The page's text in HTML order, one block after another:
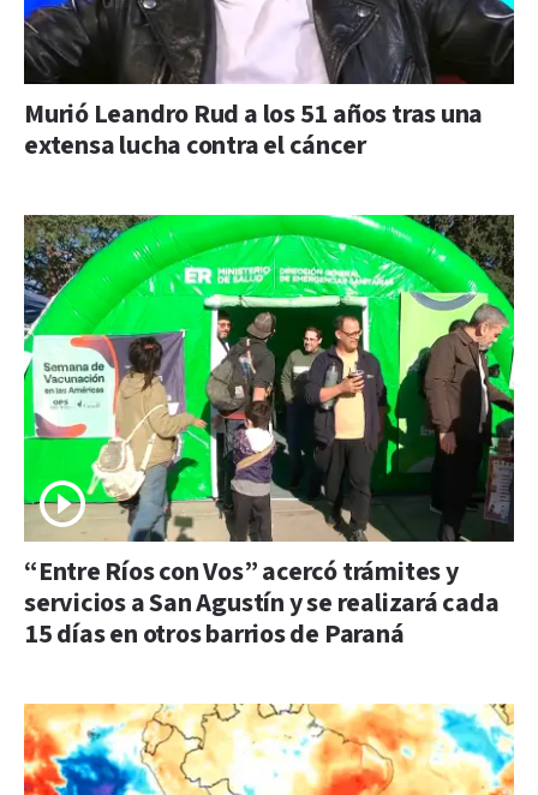
Murió Leandro Rud a los 51 años tras una
extensa lucha contra el cáncer
“Entre Ríos con Vos” acercó trámites y
servicios a San Agustín y se realizará cada
15 días en otros barrios de Paraná